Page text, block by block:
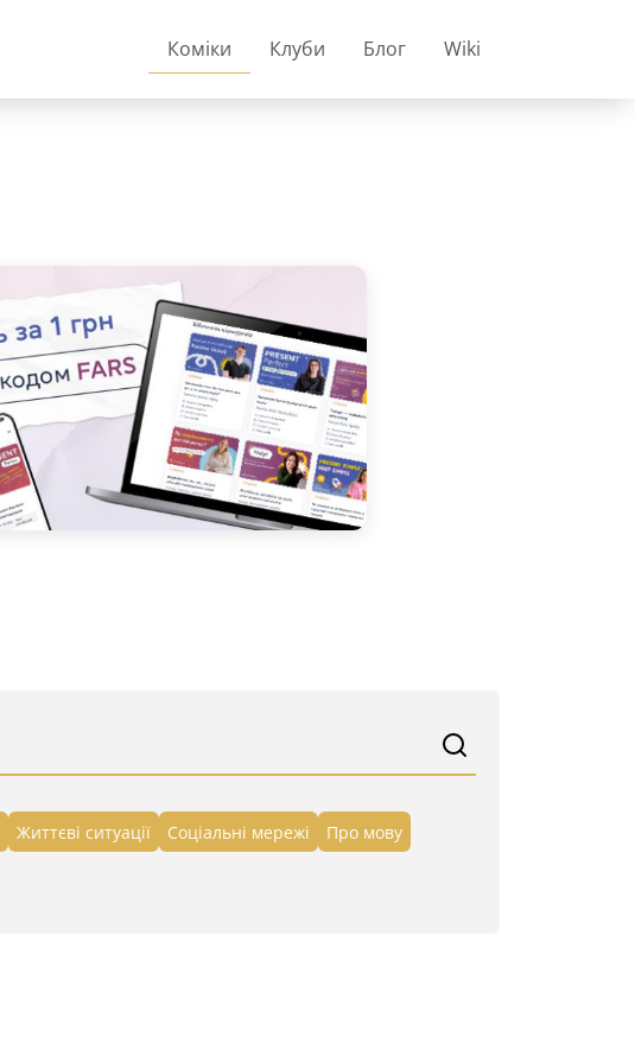
Коміки Клуби Блог Wiki
Життєві ситуації Cоціальні мережі Про мову